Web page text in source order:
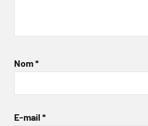
Nom*
E-mail *